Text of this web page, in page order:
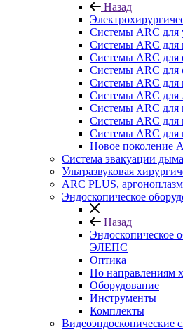
Назад
Системы ARC для
Системы ARC для
Системы ARC для
Системы ARC для
Системы ARC для
Системы ARC для
Системы ARC для
Системы ARC для
Системы ARC для
Новое поколение
Система эвакуации
Ультразвуковая
ARC PLUS,
Эндоскопическое
Назад
Эндоскопическое
ЭЛЕПС
Оптика
По направлениям
Оборудование
Инструменты
Комплекты
Видеоэндоскопические